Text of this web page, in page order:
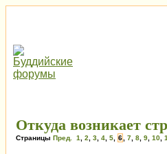
Откуда возникает
Страницы Пред. 1 2 3 4 5 6 7 8 9 10